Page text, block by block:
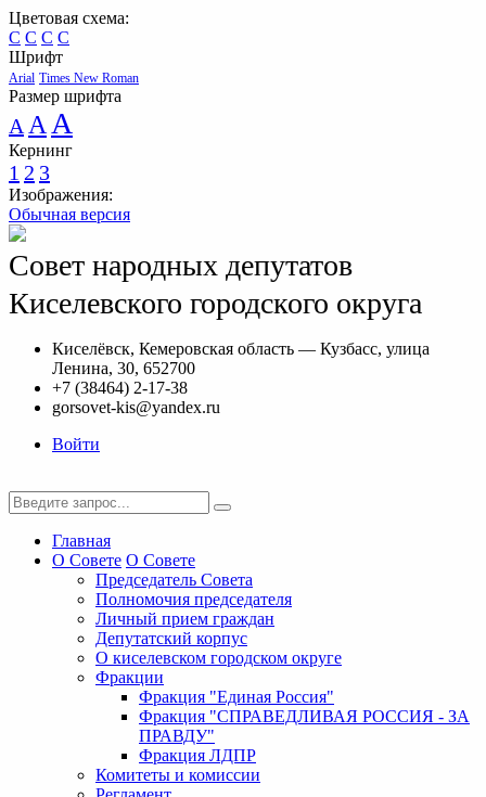
Цветовая схема:
C C C C
Шрифт
Arial Times New Roman
Размер шрифта
A A A
Кернинг
1 2 3
Изображения:
Обычная версия
Совет народных депутатов
Киселевского городского округа
Киселёвск, Кемеровская область — Кузбасс, улица
Ленина, 30, 652700
+7 (38464) 2-17-38
gorsovet-kis@yandex.ru
Войти
Главная
О Совете О Совете
Председатель Совета
Полномочия председателя
Личный прием граждан
Депутатский корпус
О киселевском городском округе
Фракции
Фракция "Единая Россия"
Фракция "СПРАВЕДЛИВАЯ РОССИЯ - ЗА
ПРАВДУ"
Фракция ЛДПР
Комитеты и комиссии